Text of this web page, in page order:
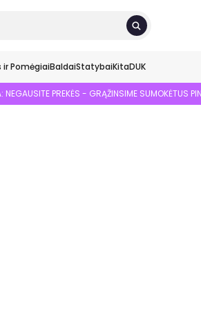
ir PomėgiaiBaldaiStatybaiKitaDUK
PREKĖS - GRĄŽINSIME SUMOKĖTUS